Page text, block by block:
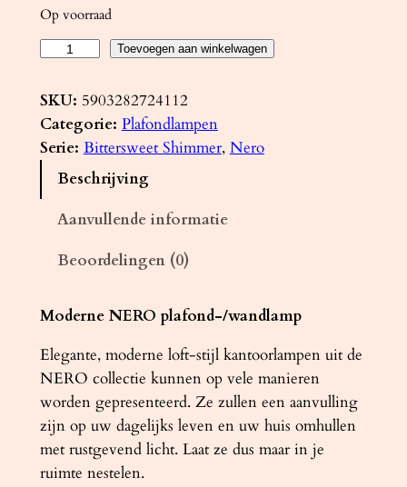
Op voorraad
a
f
o
N
R
O
3
z
w
a
Toevoegen aan winkelwagen
SKU: 5903282724112
Categorie: Plafondlampen
Serie: Bittersweet Shimmer, Nero
Beschrijving
Aanvullende informatie
Beoordelingen (0)
Moderne NERO plafond-/wandlamp
Elegante, moderne loft-stijl kantoorlampen uit de
NERO collectie kunnen op vele manieren
worden gepresenteerd. Ze zullen een aanvulling
zijn op uw dagelijks leven en uw huis omhullen
met rustgevend licht. Laat ze dus maar in je
ruimte nestelen.